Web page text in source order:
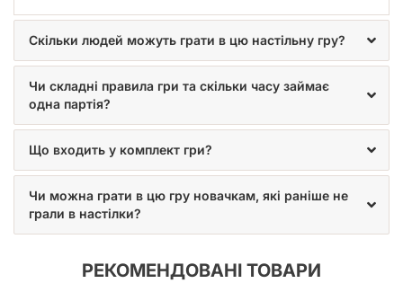
Скільки людей можуть грати в цю настільну гру?
Чи складні правила гри та скільки часу займає
одна партія?
Що входить у комплект гри?
Чи можна грати в цю гру новачкам, які раніше не
грали в настілки?
РЕКОМЕНДОВАНІ ТОВАРИ